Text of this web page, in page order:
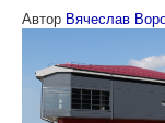
Автор Вячеслав